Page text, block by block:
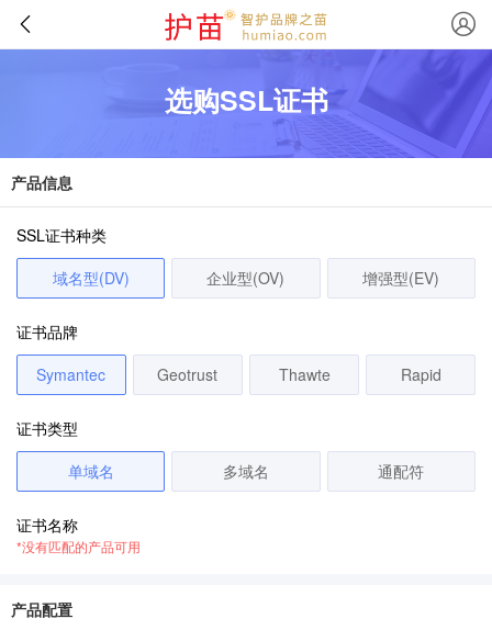
选购SSL证书
产品信息
SSL证书种类
域名型(DV)
企业型(OV) 增强型(EV)
证书品牌
Symantec
Geotrust Thawte Rapid
证书类型
单域名
多域名 通配符
证书名称
*没有匹配的产品可用
产品配置